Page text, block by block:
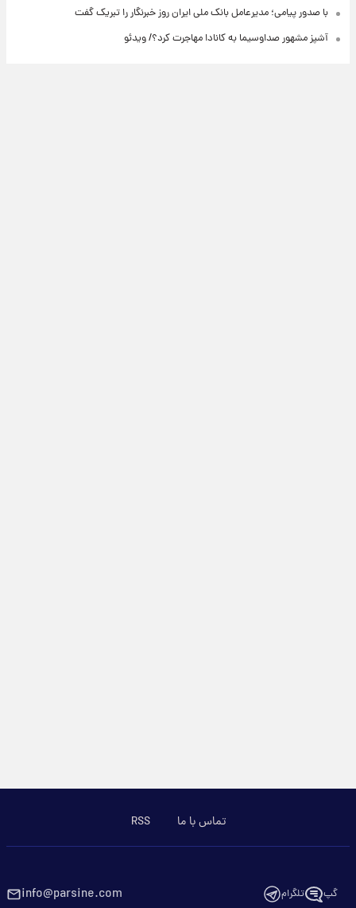
با صدور پیامی؛ مدیرعامل بانک ملی ایران روز خبرنگار را تبریک گفت
آشپز مشهور صداوسیما به کانادا مهاجرت کرد؟/ ویدئو
تماس با ما RSS
گپ تلگرام info@parsine.com